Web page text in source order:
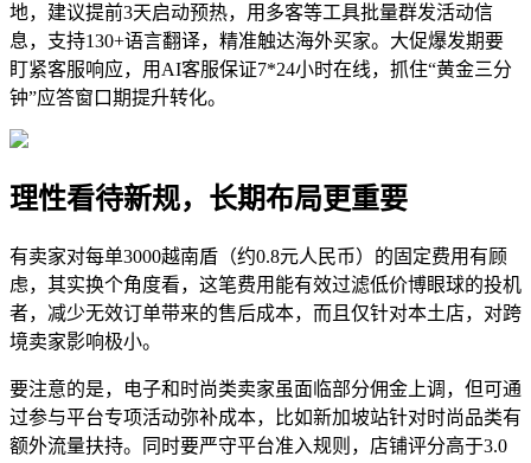
地，建议提前3天启动预热，用多客等工具批量群发活动信
息，支持130+语言翻译，精准触达海外买家。大促爆发期要
盯紧客服响应，用AI客服保证7*24小时在线，抓住“黄金三分
钟”应答窗口期提升转化。
理性看待新规，长期布局更重要
有卖家对每单3000越南盾（约0.8元人民币）的固定费用有顾
虑，其实换个角度看，这笔费用能有效过滤低价博眼球的投机
者，减少无效订单带来的售后成本，而且仅针对本土店，对跨
境卖家影响极小。
要注意的是，电子和时尚类卖家虽面临部分佣金上调，但可通
过参与平台专项活动弥补成本，比如新加坡站针对时尚品类有
额外流量扶持。同时要严守平台准入规则，店铺评分高于3.0